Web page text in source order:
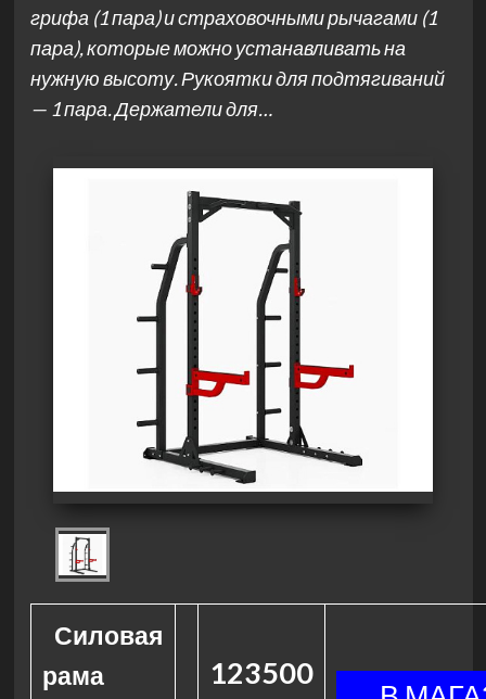
грифа (1 пара) и страховочными рычагами (1
пара), которые можно устанавливать на
нужную высоту. Рукоятки для подтягиваний
— 1 пара. Держатели для…
Силовая
рама
123500